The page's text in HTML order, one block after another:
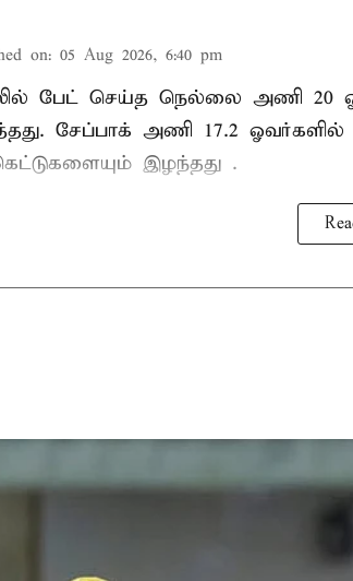
on: 05 Aug 2026, 6:40 pm
பேட் செய்த நெல்லை அணி 20
சேப்பாக் அணி 17.2
இழந்தது .